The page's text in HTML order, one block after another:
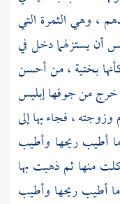
، وهي الثمرة التي
أن يستزلهما دخل في
بختية ، من أحسن
، خرج من جوفها إبليس
وزوجته ، فجاء بها إلى
أطيب ريحها وأطيب
منها ثم ذهبت بها
أطيب ريحها وأطيب